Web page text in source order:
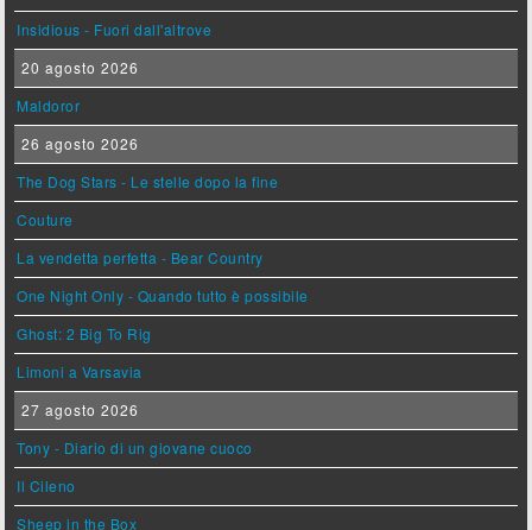
Insidious - Fuori dall'altrove
20 agosto 2026
Maldoror
26 agosto 2026
The Dog Stars - Le stelle dopo la fine
Couture
La vendetta perfetta - Bear Country
One Night Only - Quando tutto è possibile
Ghost: 2 Big To Rig
Limoni a Varsavia
27 agosto 2026
Tony - Diario di un giovane cuoco
Il Cileno
Sheep in the Box